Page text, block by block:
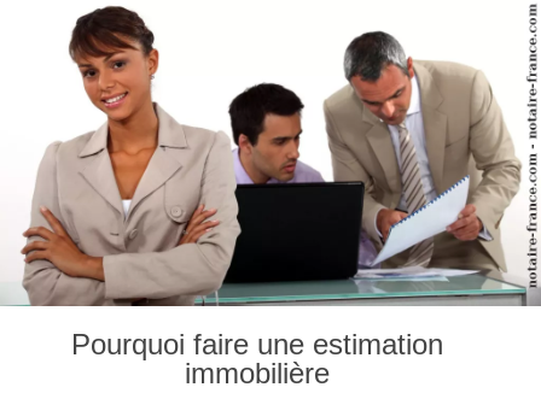
Pourquoi faire une estimation
immobilière